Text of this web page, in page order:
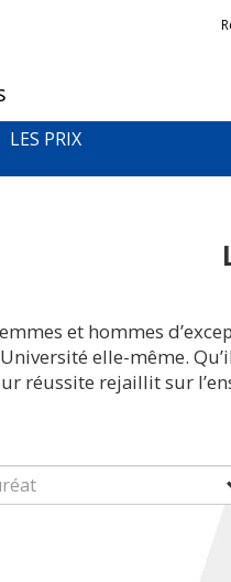
LES PRIX
et hommes
elle-même.
réussite rejaillit sur